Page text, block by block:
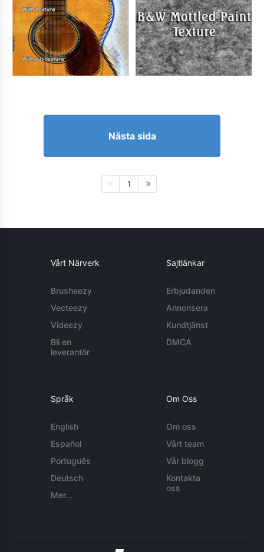
Nästa sida
1
Vårt Närverk
Brusheezy
Vecteezy
Videezy
Bli en
leverantör
Sajtlänkar
Erbjudanden
Annonsera
Kundtjänst
DMCA
Språk
English
Español
Português
Deutsch
Mer...
Om Oss
Om oss
Vårt team
Vår blogg
Kontakta
oss